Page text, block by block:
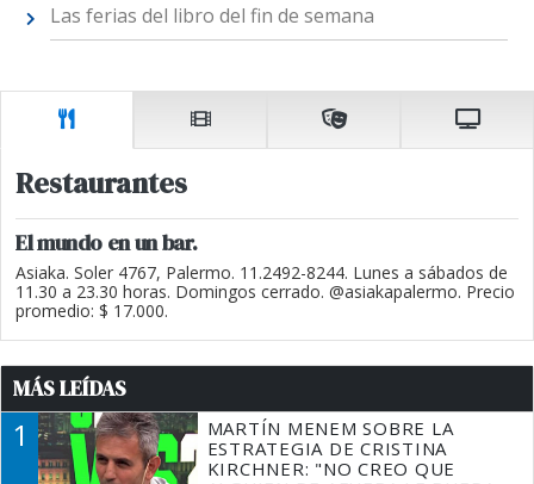
Las ferias del libro del fin de semana
Restaurantes
El mundo en un bar.
Asiaka. Soler 4767, Palermo. 11.2492-8244. Lunes a sábados de
11.30 a 23.30 horas. Domingos cerrado. @asiakapalermo. Precio
promedio: $ 17.000.
MÁS LEÍDAS
1
MARTÍN MENEM SOBRE LA
ESTRATEGIA DE CRISTINA
KIRCHNER: "NO CREO QUE